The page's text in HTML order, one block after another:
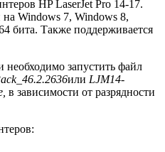
HP LaserJet Pro 14-17.
Windows 7, Windows 8,
бита. Также поддерживается
необходимо запустить файл
или LJM14-
в зависимости от разрядности